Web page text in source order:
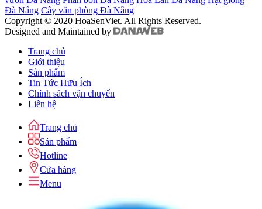
Đà Nẵng Cây văn phòng Đà Nẵng
Copyright © 2020 HoaSenViet. All Rights Reserved.
Designed and Maintained by
Trang chủ
Giới thiệu
Sản phẩm
Tin Tức Hữu Ích
Chính sách vận chuyển
Liên hệ
Trang chủ
Sản phẩm
Hotline
Cửa hàng
Menu